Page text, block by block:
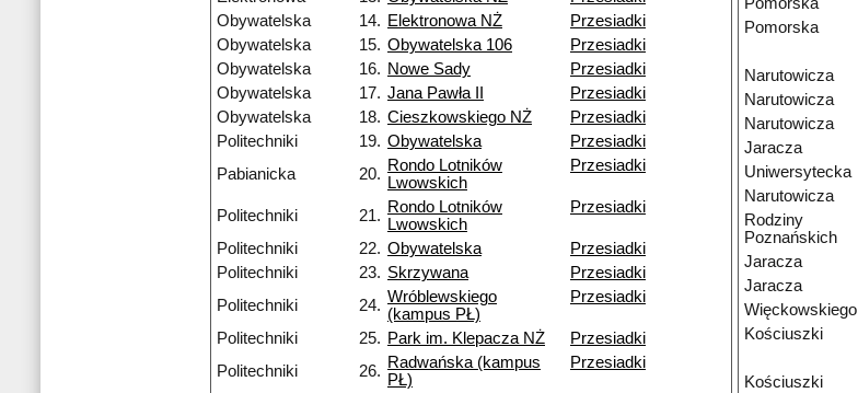
Obywatelska
14. Elektronowa NŻ
Przesiadki
Obywatelska
15. Obywatelska 106
Przesiadki
Obywatelska
16. Nowe Sady
Przesiadki
Obywatelska
17. Jana Pawła II
Przesiadki
Obywatelska
18. Cieszkowskiego NŻ
Przesiadki
Politechniki
19. Obywatelska
Przesiadki
Pabianicka
20. Rondo Lotników
Lwowskich
Przesiadki
Politechniki 21. Rondo Lotników
Lwowskich
Przesiadki
Politechniki 22. Obywatelska
Przesiadki
Politechniki
23. Skrzywana
Przesiadki
Politechniki
24. Wróblewskiego
(kampus PŁ)
Przesiadki
Politechniki 25. Park im. Klepacza NŻ
Przesiadki
Politechniki
26. Radwańska (kampus
PŁ)
Przesiadki
Pomorska
Narutowicza
Narutowicza
Narutowicza
Jaracza
Uniwersytecka
Narutowicza
Rodziny
Poznańskich
Jaracza
Jaracza
Więckowskiego
Kościuszki
Kościuszki